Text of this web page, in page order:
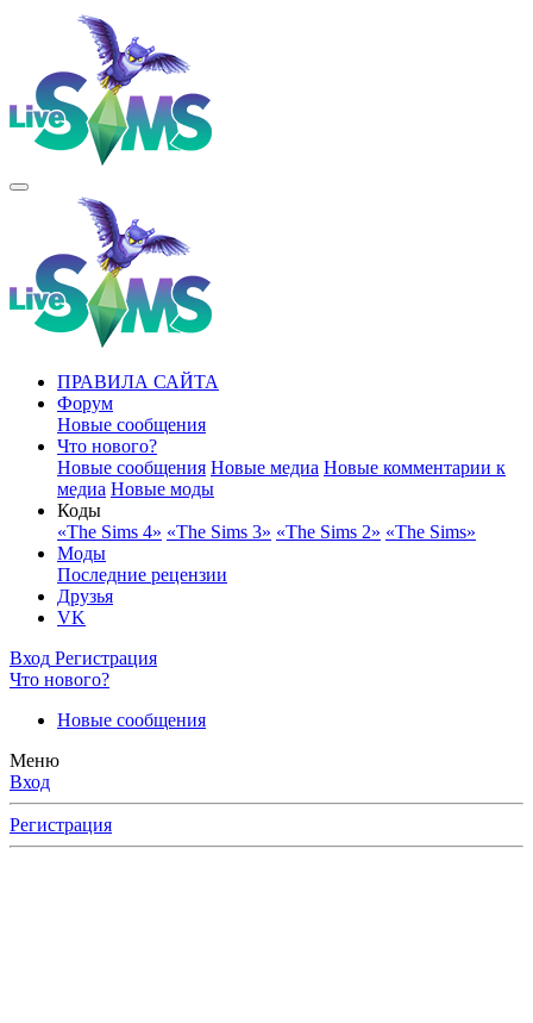
ПРАВИЛА САЙТА
Форум
Новые сообщения
Что нового?
Новые сообщения Новые медиа Новые комментарии к
медиа Новые моды
Коды
«The Sims 4» «The Sims 3» «The Sims 2» «The Sims»
Моды
Последние рецензии
Друзья
VK
Вход Регистрация
Что нового?
Новые сообщения
Меню
Вход
Регистрация